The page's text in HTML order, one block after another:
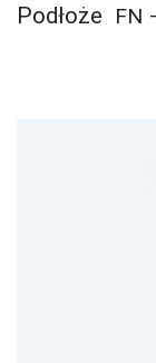
Podłoże FN